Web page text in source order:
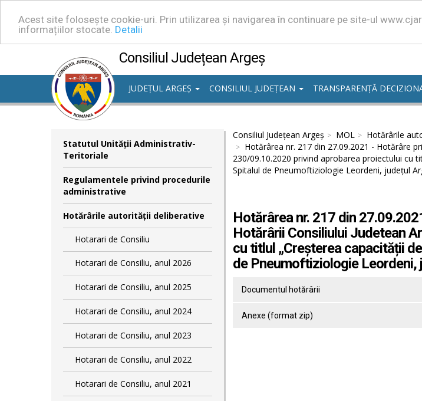
Acest site folosește cookie-uri. Prin utilizarea și navigarea în continuare pe site-ul
informațiilor stocate. Detalii
Consiliul Județean Argeș
JUDEȚUL ARGEȘ
CONSILIUL JUDEȚEAN TRANSPARENȚĂ
Statutul Unităţii Administrativ-
Teritoriale
Regulamentele privind procedurile
administrative
Hotărârile autorităţii deliberative
Hotarari de Consiliu
Hotarari de Consiliu, anul 2026
Hotarari de Consiliu, anul 2025
Hotarari de Consiliu, anul 2024
Hotarari de Consiliu, anul 2023
Hotarari de Consiliu, anul 2022
Hotarari de Consiliu, anul 2021
Consiliul Județean Argeș MOL Hotărârile
Hotărârea nr. 217 din 27.09.2021 - Hotărâre
230/09.10.2020 privind aprobarea proiectului cu
Spitalul de Pneumoftiziologie Leordeni, județul
Hotărârea nr. 217 din
Hotărârii Consiliului Judetean
cu titlul „Creșterea capacității
de Pneumoftiziologie Leordeni,
Documentul hotărârii
Anexe (format zip)